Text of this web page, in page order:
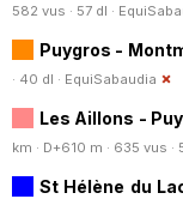
582 vus · 57 dl ·
Puygros -
· 40 dl · EquiSabaudia
Les Aillons -
km · D+610 m · 635 vus ·
St Hélène du